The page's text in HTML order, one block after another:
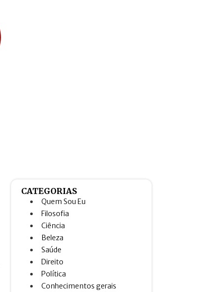
CATEGORIAS
Quem Sou Eu
Filosofia
Ciência
Beleza
Saúde
Direito
Política
Conhecimentos gerais